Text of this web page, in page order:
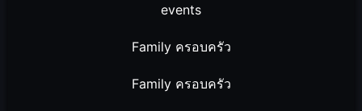
events
Family ครอบครัว
Family ครอบครัว